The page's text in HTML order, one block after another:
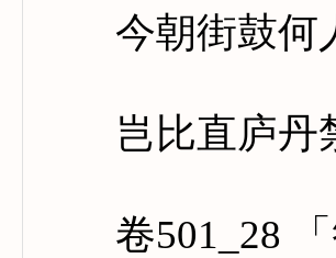
今朝街鼓何
岂比直庐丹
卷501_28 「